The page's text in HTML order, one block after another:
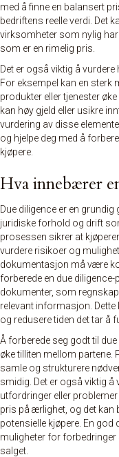
med å finne en balansert
bedriftens reelle verdi. Det
virksomheter som nylig
som er en rimelig pris.
Det er også viktig å
For eksempel kan en sterk
produkter eller tjenester
kan høy gjeld eller usikre
vurdering av disse
og hjelpe deg med å
kjøpere.
Hva innebærer
Due diligence er en
juridiske forhold og drift
prosessen sikrer at
vurdere risikoer og
dokumentasjon må være
forberede en due
dokumenter, som
relevant informasjon.
og redusere tiden det tar å
Å forberede seg godt til
øke tilliten mellom partene.
samle og strukturere
smidig. Det er også viktig
utfordringer eller
pris på ærlighet, og det kan
potensielle kjøpere. En
muligheter for
salget.